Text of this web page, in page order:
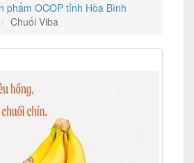
phẩm OCOP tỉnh Hòa Bình
Chuối Viba